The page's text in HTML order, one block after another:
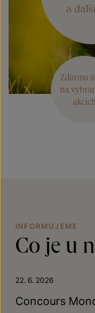
a
Zdarma
na
akcích
INFORMUJEME
Co je u
22. 6. 2026
Concours